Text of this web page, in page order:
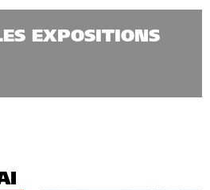
EXPOSITIONS